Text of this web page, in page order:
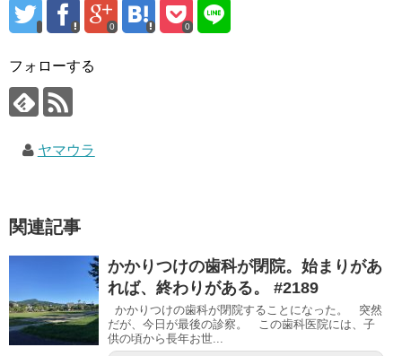
0 0
フォローする
ヤマウラ
関連記事
かかりつけの歯科が閉院。始まりがあ
れば、終わりがある。 #2189
かかりつけの歯科が閉院することになった。 突然
だが、今日が最後の診察。 この歯科医院には、子
供の頃から長年お世...